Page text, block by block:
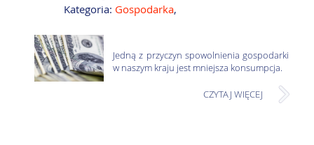
Kategoria: Gospodarka,
Jedną z przyczyn spowolnienia gospodarki
w naszym kraju jest mniejsza konsumpcja.
CZYTAJ WIĘCEJ